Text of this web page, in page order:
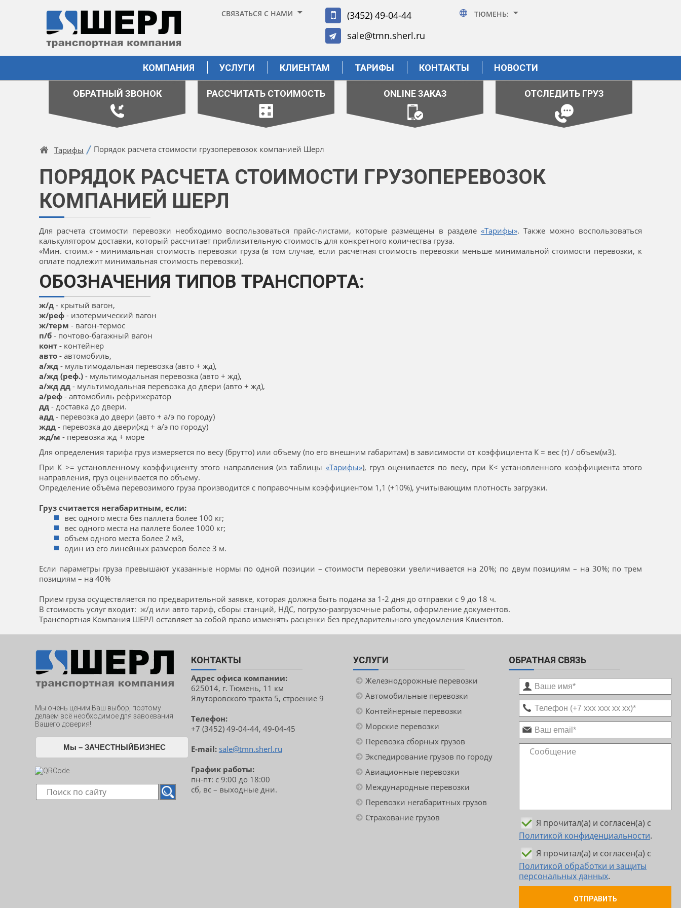
СВЯЗАТЬСЯ С НАМИ ТЮМЕНЬ:
(3452) 49-04-44
sale@tmn.sherl.ru
КОМПАНИЯ УСЛУГИ КЛИЕНТАМ ТАРИФЫ КОНТАКТЫ НОВОСТИ
ОБРАТНЫЙ ЗВОНОК РАССЧИТАТЬ СТОИМОСТЬ ONLINE ЗАКАЗ ОТСЛЕДИТЬ ГРУЗ
Тарифы Порядок расчета стоимости грузоперевозок компанией Шерл
ПОРЯДОК РАСЧЕТА СТОИМОСТИ ГРУЗОПЕРЕВОЗОК
КОМПАНИЕЙ ШЕРЛ
Для расчета стоимости перевозки необходимо воспользоваться прайс-листами, которые размещены в разделе «Тарифы». Также можно воспользоваться
калькулятором доставки, который рассчитает приблизительную стоимость для конкретного количества груза.
«Мин. стоим.» - минимальная стоимость перевозки груза (в том случае, если расчётная стоимость перевозки меньше минимальной стоимости перевозки, к
оплате подлежит минимальная стоимость перевозки).
ОБОЗНАЧЕНИЯ ТИПОВ ТРАНСПОРТА:
ж/д - крытый вагон,
ж/реф - изотермический вагон
ж/терм - вагон-термос
п/б - почтово-багажный вагон
конт - контейнер
авто - автомобиль,
а/жд - мультимодальная перевозка (авто + жд),
а/жд (реф.) - мультимодальная перевозка (авто + жд),
а/жд дд - мультимодальная перевозка до двери (авто + жд),
а/реф - автомобиль рефрижератор
дд - доставка до двери.
адд - перевозка до двери (авто + а/э по городу)
ждд - перевозка до двери(жд + а/э по городу)
жд/м - перевозка жд + море
Для определения тарифа груз измеряется по весу (брутто) или объему (по его внешним габаритам) в зависимости от коэффициента К = вес (т) / объем(м3).
При К >= установленному коэффициенту этого направления (из таблицы «Тарифы»), груз оценивается по весу, при К< установленного коэффициента этого
направления, груз оценивается по объему.
Определение объёма перевозимого груза производится с поправочным коэффициентом 1,1 (+10%), учитывающим плотность загрузки.
Груз считается негабаритным, если:
вес одного места без паллета более 100 кг;
вес одного места на паллете более 1000 кг;
объем одного места более 2 м3,
один из его линейных размеров более 3 м.
Если параметры груза превышают указанные нормы по одной позиции – стоимости перевозки увеличивается на 20%; по двум позициям – на 30%; по трем
позициям – на 40%
Прием груза осуществляется по предварительной заявке, которая должна быть подана за 1-2 дня до отправки с 9 до 18 ч.
В стоимость услуг входит: ж/д или авто тариф, сборы станций, НДС, погрузо-разгрузочные работы, оформление документов.
Транспортная Компания ШЕРЛ оставляет за собой право изменять расценки без предварительного уведомления Клиентов.
Мы очень ценим Ваш выбор, поэтому
делаем всё необходимое для завоевания
Вашего доверия!
Мы – ЗАЧЕСТНЫЙБИЗНЕС
КОНТАКТЫ
Адрес офиса компании:
625014, г. Тюмень, 11 км
Ялуторовского тракта 5, строение 9
Телефон:
+7 (3452) 49-04-44, 49-04-45
E-mail: sale@tmn.sherl.ru
График работы:
пн-пт: с 9:00 до 18:00
сб, вс – выходные дни.
УСЛУГИ
Железнодорожные перевозки
Автомобильные перевозки
Контейнерные перевозки
Морские перевозки
Перевозка сборных грузов
Экспедирование грузов по городу
Авиационные перевозки
Международные перевозки
Перевозки негабаритных грузов
Страхование грузов
ОБРАТНАЯ СВЯЗЬ
Я прочитал(а) и согласен(а) с
Политикой конфиденциальности.
Я прочитал(а) и согласен(а) с
Политикой обработки и защиты
персональных данных.
ОТПРАВИТЬ